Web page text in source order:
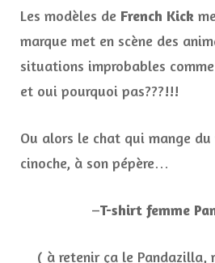
Les modèles de French Kick
marque met en scène des
situations improbables
et oui pourquoi pas???!!!
Ou alors le chat qui mange
cinoche, à son pépère…
–T-shirt femme
( à retenir ça le Pandazilla,